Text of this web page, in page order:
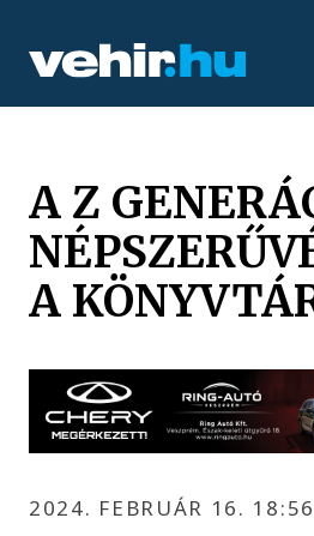
A Z
A
2024. FEBRUÁR 16. 18:56